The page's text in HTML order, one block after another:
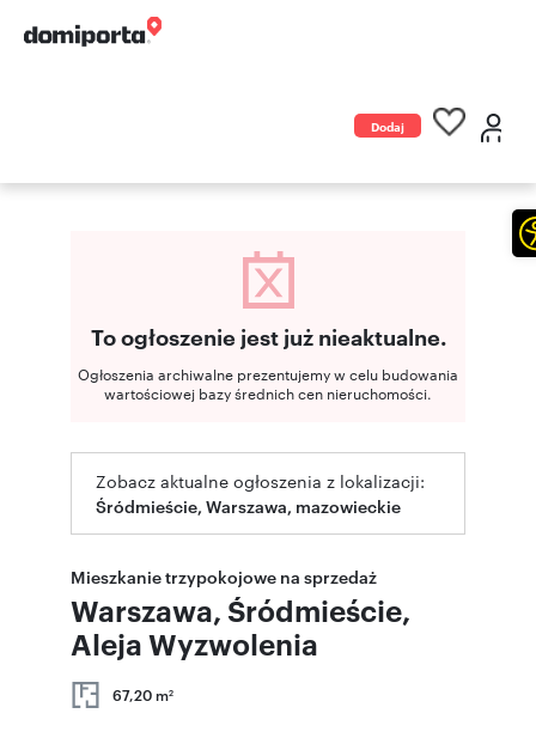
Dodaj
To ogłoszenie jest już nieaktualne.
Ogłoszenia archiwalne prezentujemy w celu budowania
wartościowej bazy średnich cen nieruchomości.
Zobacz aktualne ogłoszenia z lokalizacji:
Śródmieście, Warszawa, mazowieckie
Mieszkanie trzypokojowe na sprzedaż
Warszawa, Śródmieście,
Aleja Wyzwolenia
67,20 m2